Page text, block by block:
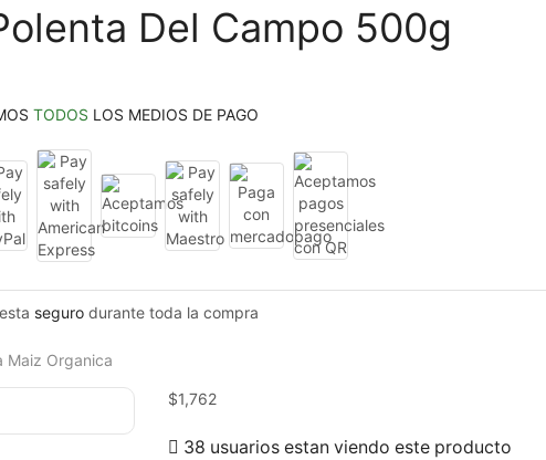
Del Campo 500g
TODOS LOS MEDIOS DE PAGO
segurodurante toda la compra
Maiz Organica
$1,762
38 usuarios estan viendo este producto